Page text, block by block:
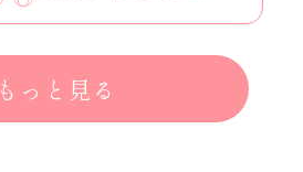
もっと見る